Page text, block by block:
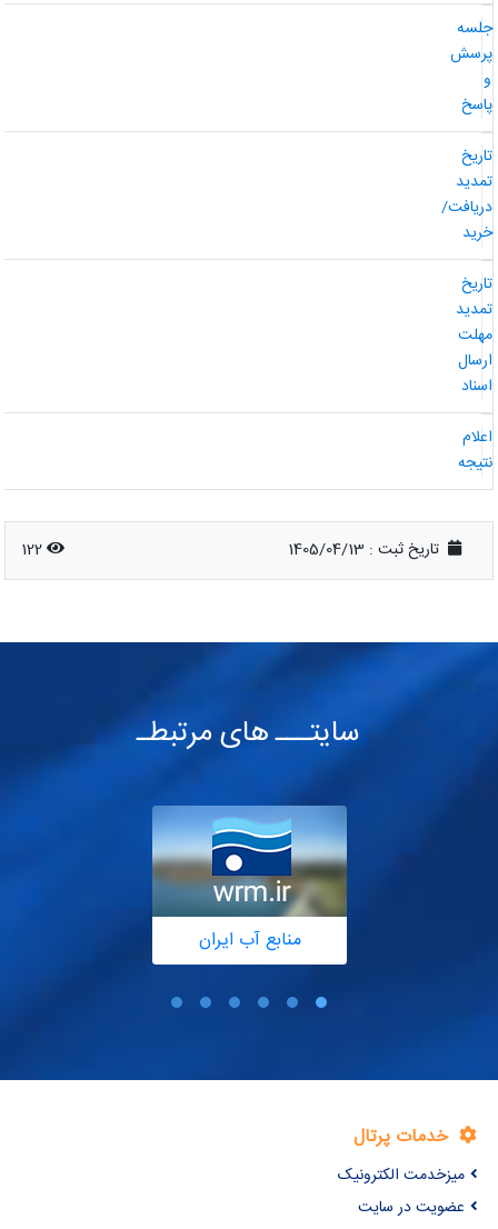
تاریخ ثبت : 1405/04/13
122
سایتـــ های مرتبطـ
منابع آب ایران
خدمات پرتال
میزخدمت الکترونیک
عضویت در سایت